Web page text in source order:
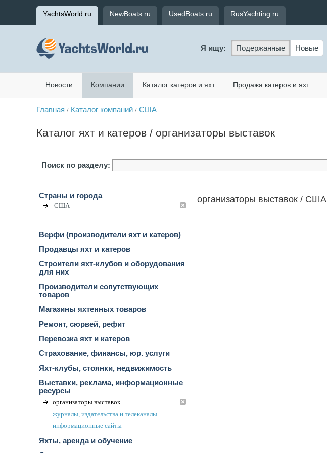
YachtsWorld.ru NewBoats.ru UsedBoats.ru RusYachting.ru
Я ищу: Подержанные Новые
Новости Компании Каталог катеров и яхт Продажа катеров и яхт
Главная / Каталог компаний / США
Каталог яхт и катеров / организаторы выставок
Поиск по разделу:
Страны и города
США
Верфи (производители яхт и катеров)
Продавцы яхт и катеров
Строители яхт-клубов и оборудования
для них
Производители сопутствующих
товаров
Магазины яхтенных товаров
Ремонт, сюрвей, рефит
Перевозка яхт и катеров
Страхование, финансы, юр. услуги
Яхт-клубы, стоянки, недвижимость
Выставки, реклама, информационные
ресурсы
организаторы выставок
журналы, издательства и телеканалы
информационные сайты
Яхты, аренда и обучение
организаторы выставок / США